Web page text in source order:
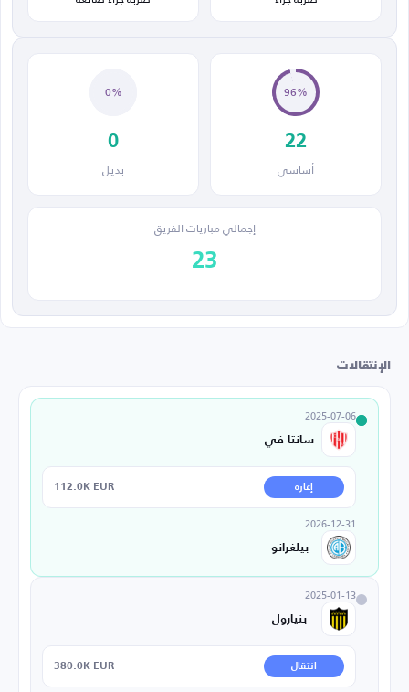
96%
22
أساسي
0%
0
بديل
إجمالي مباريات الفريق
23
الإنتقالات
2025-07-06
سانتا في
إعارة 112.0K EUR
2026-12-31
بيلغرانو
2025-01-13
بنيارول
انتقال 380.0K EUR